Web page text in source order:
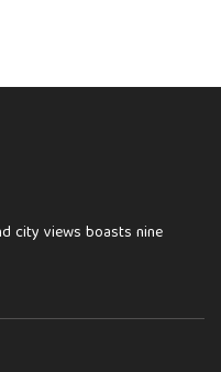
city views boasts nine